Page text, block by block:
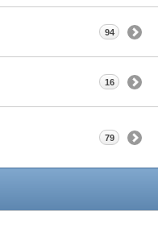
94
16
79